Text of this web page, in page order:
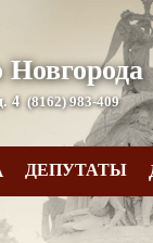
4 (8162) 983-409
ДЕПУТАТЫ